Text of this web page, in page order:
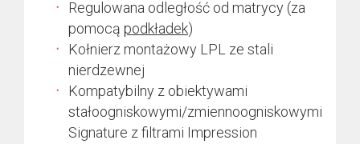
Regulowana odległość od matrycy (za
pomocą podkładek)
Kołnierz montażowy LPL ze stali
nierdzewnej
Kompatybilny z obiektywami
stałoogniskowymi/zmiennoogniskowymi
Signature z filtrami Impression